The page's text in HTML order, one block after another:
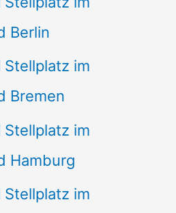
Berlin
im
Bremen
im
Hamburg
im